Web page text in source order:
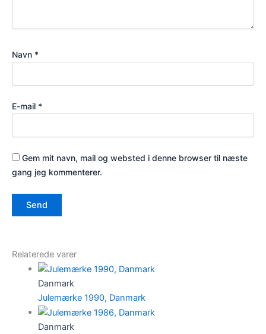
Navn *
E-mail *
Gem mit navn, mail og websted i denne browser til næste
gang jeg kommenterer.
Relaterede varer
Danmark
Julemærke 1990, Danmark
Danmark